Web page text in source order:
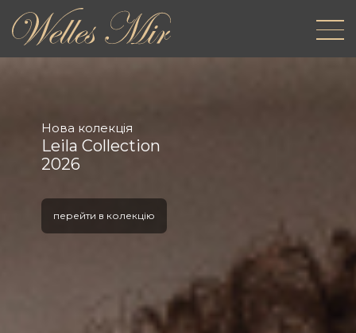
Нова колекція
Leila Collection
2026
перейти в колекцію